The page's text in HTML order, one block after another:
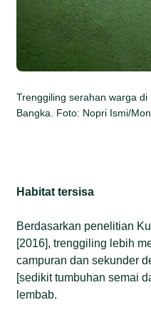
Trenggiling serahan warga di
Bangka. Foto: Nopri Ismi/
Habitat tersisa
Berdasarkan penelitian
[2016], trenggiling lebih
campuran dan sekunder
[sedikit tumbuhan semai
lembab.